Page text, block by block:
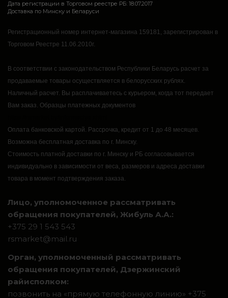
Дата регистрации в Торговом реестре РБ: 18.07.2017
Доставка по Минску и Беларуси
Регистрационный номер интернет-магазина 159181, зарегистрирован в
Торговом Реестре 11.06.2010г.
В соответствии с законодательством Республики Беларусь расчет за
продаваемые товары осуществляется в белорусских рублях.
Наличный расчет. Вы расплачиваетесь с курьером, когда тот передает
Вам заказ. Образцы платежных документов
Оплата банковской картой. Рассрочка, кредит от 1 до 48 месяцев.
Возможна бесплатная доставка по г. Минску.
Стоимость платной доставки по г. Минску и РБ согласовывается
индивидуально в зависимости от веса, размеров и адреса доставки
товара в момент подтверждения заказа.
Лицо, уполномоченное рассматривать
обращения покупателей, Жибуль А.А.:
+375 29 1 543 543
rsmarket@mail.ru
Орган, уполномоченный рассматривать
обращения покупателей, Дзержинский
райисполком:
позвонить на «прямую телефонную линию» +375